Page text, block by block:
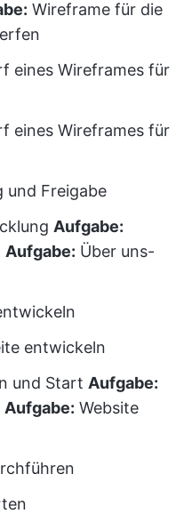
Wireframe für die
eines Wireframes für
eines Wireframes für
und Freigabe
Aufgabe:
Aufgabe: Über uns-
entwickeln
und Start Aufgabe:
Aufgabe: Website